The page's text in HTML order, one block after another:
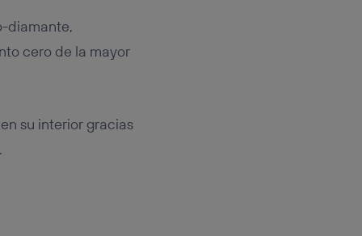
diamante,
cero de la mayor
su interior gracias
parte
.